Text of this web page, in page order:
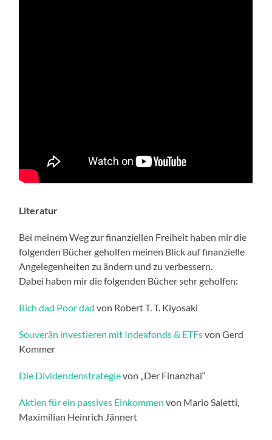
Literatur
Bei meinem Weg zur finanziellen Freiheit haben mir die
folgenden Bücher geholfen meinen Blick auf finanzielle
Angelegenheiten zu ändern und zu verbessern.
Dabei haben mir die folgenden Bücher sehr geholfen:
Rich dad Poor dadvon Robert T. T. Kiyosaki
Souverän investieren mit Indexfonds & ETFsvon Gerd
Kommer
Die Dividendenstrategievon „Der Finanzhai“
Aktien für ein passives Einkommen von Mario Saletti,
Maximilian Heinrich Jännert